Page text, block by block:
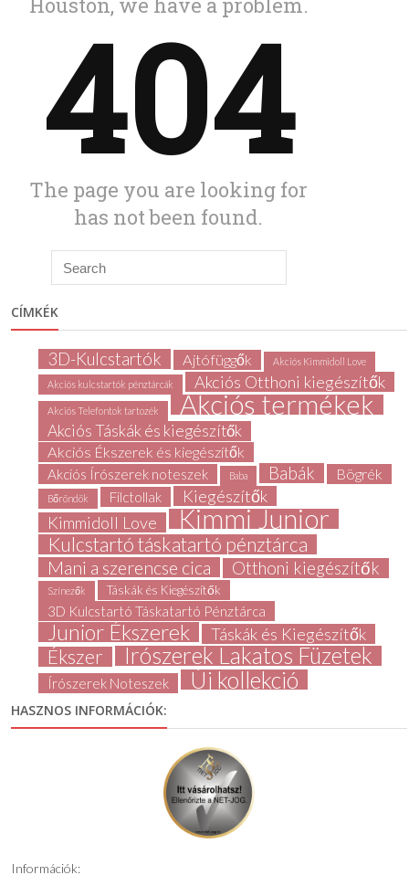
CÍMKÉK
3D-Kulcstartók Ajtófüggők
Akciós Kimmidoll Love
Akciós kulcstartók pénztárcák
Akciós Otthoni kiegészítők
Akciós Telefontok tartozék Akciós termékek
Akciós Táskák és kiegészítők
Akciós Ékszerek és kiegészítők
Akciós Írószerek noteszek Baba Babák Bögrék
Bőröndök Filctollak
Kiegészítők
Kimmidoll Love
Kimmi Junior
Kulcstartó táskatartó pénztárca
Mani a szerencse cica Otthoni kiegészítők
Színezők Táskák és Kiegészítők
3D Kulcstartó Táskatartó Pénztárca
Junior Ékszerek Táskák és Kiegészítők
Ékszer Írószerek Lakatos Füzetek
Írószerek Noteszek Új kollekció
HASZNOS INFORMÁCIÓK:
Információk: